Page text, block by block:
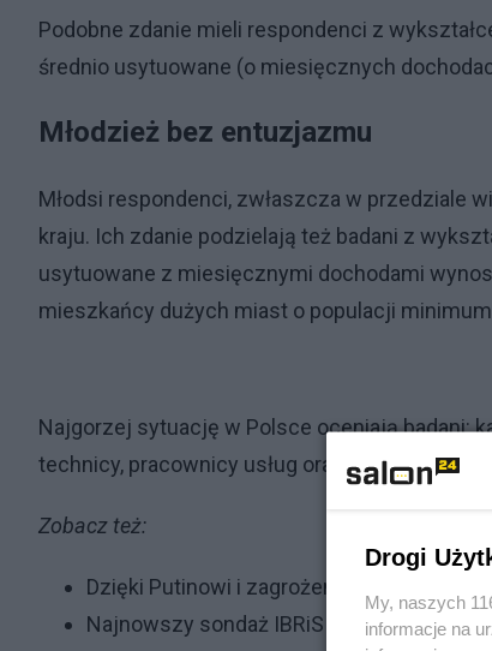
Podobne zdanie mieli respondenci z
średnio usytuowane (o miesięcznych
Młodzież bez entuzjazmu
Młodsi respondenci, zwłaszcza w przedziale
kraju. Ich zdanie podzielają też badani z
usytuowane z miesięcznymi dochodami
mieszkańcy dużych miast o populacji
Najgorzej sytuację w Polsce oceniają badani:
technicy, pracownicy usług oraz pracownicy
Zobacz też:
Dzięki Putinowi i zagrożeniu wojną PiS
Najnowszy sondaż IBRiS dla Onetu. PiS
Drogi
My, naszych
informacje na